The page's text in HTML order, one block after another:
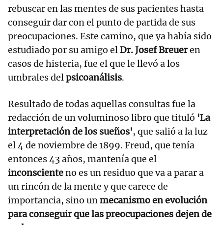
rebuscar en las mentes de sus pacientes hasta
conseguir dar con el punto de partida de sus
preocupaciones. Este camino, que ya había sido
estudiado por su amigo elDr. Josef Breueren
casos de histeria, fue el que le llevó a los
umbrales delpsicoanálisis.
Resultado de todas aquellas consultas fue la
redacción de un voluminoso libro que tituló 'La
interpretación de los sueños', que salió a la luz
el 4 de noviembre de 1899. Freud, que tenía
entonces 43 años, mantenía que el
inconscienteno es un residuo que va a parar a
un rincón de la mente y que carece de
importancia, sino unmecanismo en evolución
para conseguir que las preocupaciones dejen de